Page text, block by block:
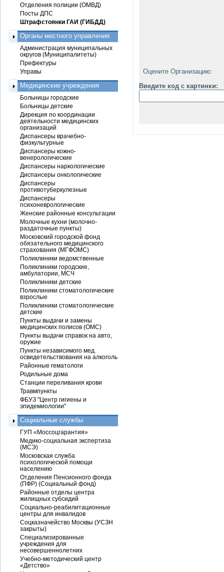
Оцените Организацию:
Введите код с картинки:
Отделения полиции (ОМВД)
Посты ДПС
Штрафстоянки ГАИ (ГИБДД)
Органы местного управления
Администрация муниципальных
округов (Муниципалитеты)
Префектуры
Управы
Медицинские учреждения
Больницы городские
Больницы детские
Дирекция по координации
деятельности медицинских
организаций
Диспансеры врачебно-
физкультурные
Диспансеры кожно-
венерологические
Диспансеры наркологические
Диспансеры онкологические
Диспансеры
противотуберкулезные
Диспансеры
психоневрологические
Женские районные консультации
Молочные кухни (молочно-
раздаточные пункты)
Московский городской фонд
обязательного медицинского
страхования (МГФОМС)
Поликлиники ведомственные
Поликлиники городские,
амбулатории, МСЧ
Поликлиники детские
Поликлиники стоматологические
взрослые
Поликлиники стоматологические
детские
Пункты выдачи и замены
медицинских полисов (ОМС)
Пункты выдачи справок на авто,
оружие
Пункты независимого мед.
освидетельствования на алкоголь
Районные гематологи
Родильные дома
Станции переливания крови
Травмпункты
ФБУЗ "Центр гигиены и
эпидемиологии"
Социальные службы
ГУП «Моссоцгарантия»
Медико-социальная экспертиза
(МСЭ)
Московская служба
психологической помощи
населению
Отделения Пенсионного фонда
(ПФР) (Социальный фонд)
Районные отделы центра
жилищных субсидий
Социально-реабилитационные
центры для инвалидов
Соцказначейство Москвы (УСЗН
закрыты)
Специализированные
учреждения для
несовершеннолетних
Учебно-методический центр
«Детство»